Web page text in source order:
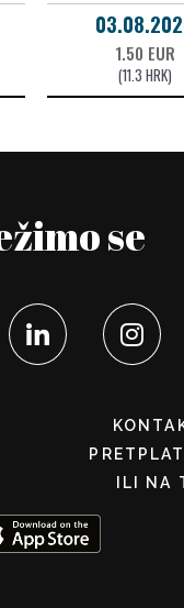
1.50 EUR
(11.3 HRK)
se
ILI NA